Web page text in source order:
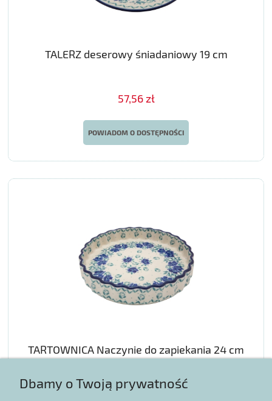
TALERZ deserowy śniadaniowy 19 cm
57,56 zł
POWIADOM O DOSTĘPNOŚCI
TARTOWNICA Naczynie do zapiekania 24 cm
153,39 zł
Dbamy o Twoją prywatność